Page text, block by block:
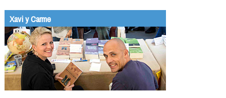
Xavi y Carme